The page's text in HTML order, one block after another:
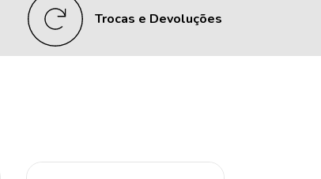
Trocas e Devoluções